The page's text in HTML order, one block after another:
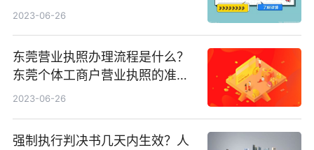
条件呢？
2023-06-26
东莞营业执照办理流程是什么？
东莞个体工商户营业执照的准备
资料有哪些？|每日短讯
2023-06-26
强制执行判决书几天内生效？人